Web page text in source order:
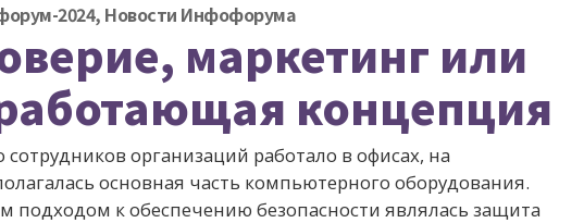
2024, Новости Инфофорума
маркетинг или
концепция
организаций работало в офисах, на
основная часть компьютерного оборудования.
подходом к обеспечению безопасности являлась защита